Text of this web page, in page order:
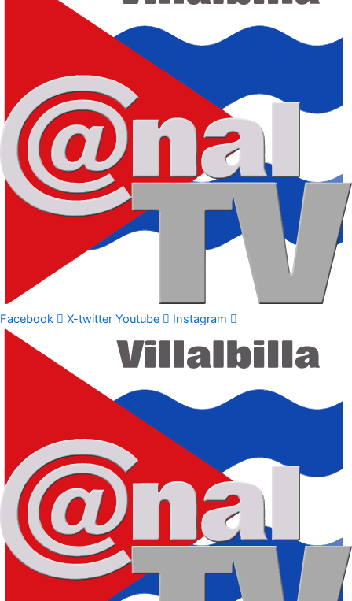
Facebook X-twitter Youtube Instagram